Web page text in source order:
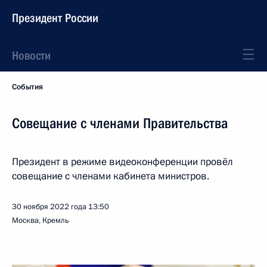
Президент России
Новости
События
Совещание с членами Правительства
Президент в режиме видеоконференции провёл
совещание с членами кабинета министров.
30 ноября 2022 года 13:50
Москва, Кремль